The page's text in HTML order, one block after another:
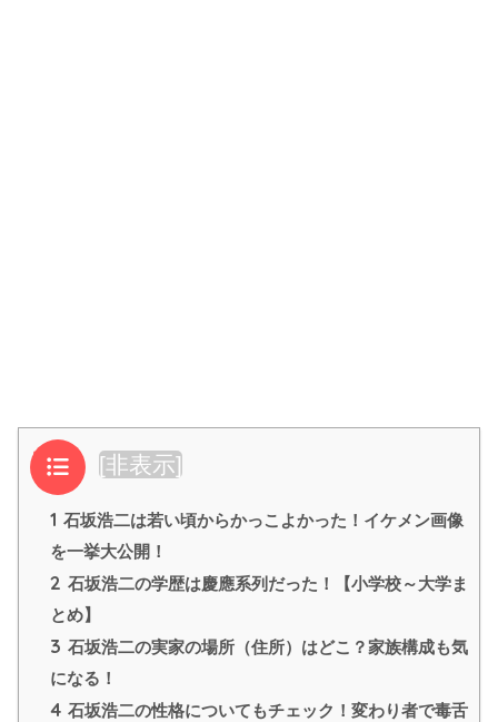
目次 [非表示]
1 石坂浩二は若い頃からかっこよかった！イケメン画像
を一挙大公開！
2 石坂浩二の学歴は慶應系列だった！【小学校～大学ま
とめ】
3 石坂浩二の実家の場所（住所）はどこ？家族構成も気
になる！
4 石坂浩二の性格についてもチェック！変わり者で毒舌